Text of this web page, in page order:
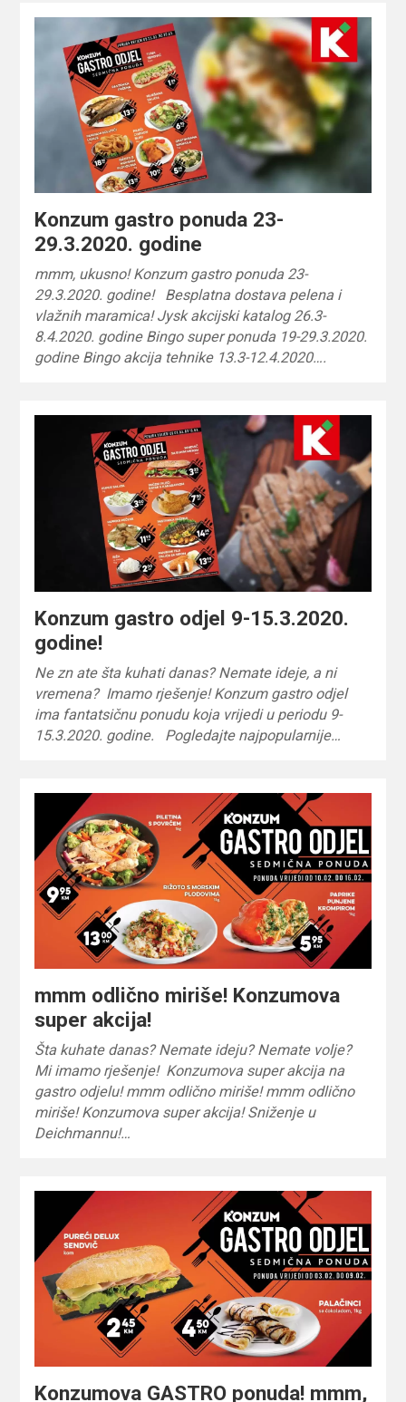
Konzum gastro ponuda 23-
29.3.2020. godine
mmm, ukusno! Konzum gastro ponuda 23-
29.3.2020. godine! Besplatna dostava pelena i
vlažnih maramica! Jysk akcijski katalog 26.3-
8.4.2020. godine Bingo super ponuda 19-29.3.2020.
godine Bingo akcija tehnike 13.3-12.4.2020….
Konzum gastro odjel 9-15.3.2020.
godine!
Ne zn ate šta kuhati danas? Nemate ideje, a ni
vremena? Imamo rješenje! Konzum gastro odjel
ima fantatsičnu ponudu koja vrijedi u periodu 9-
15.3.2020. godine. Pogledajte najpopularnije…
mmm odlično miriše! Konzumova
super akcija!
Šta kuhate danas? Nemate ideju? Nemate volje?
Mi imamo rješenje! Konzumova super akcija na
gastro odjelu! mmm odlično miriše! mmm odlično
miriše! Konzumova super akcija! Sniženje u
Deichmannu!…
Konzumova GASTRO ponuda! mmm,